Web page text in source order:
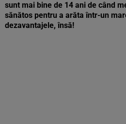
sunt mai bine de 14 ani de când
sănătos pentru a arăta într-un
dezavantajele, însă!